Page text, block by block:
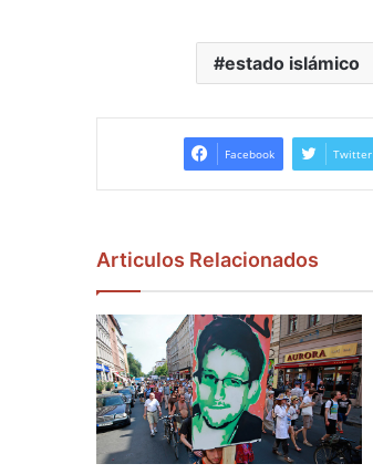
estado islámico
Facebook Twitter
Articulos Relacionados